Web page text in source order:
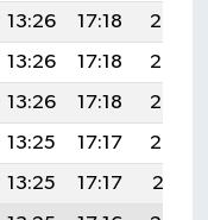
13:26 17:18
20:35
13:26 17:18
20:34
13:26 17:18
20:33
13:25 17:17
20:32
13:25 17:17
20:31